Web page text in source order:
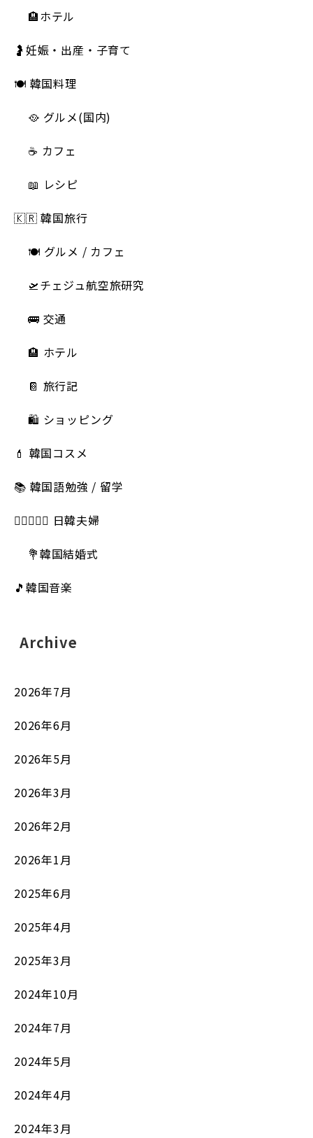
🏨ホテル
🤰妊娠・出産・子育て
🍽 韓国料理
🥘 グルメ(国内)
☕️ カフェ
📖 レシピ
🇰🇷 韓国旅行
🍽 グルメ / カフェ
🛫チェジュ航空旅研究
🚌 交通
🏨 ホテル
📔 旅行記
🛍️ ショッピング
💄 韓国コスメ
📚 韓国語勉強 / 留学
👩🏻‍❤️‍👨🏻 日韓夫婦
💐韓国結婚式
🎵韓国音楽
Archive
2026年7月
2026年6月
2026年5月
2026年3月
2026年2月
2026年1月
2025年6月
2025年4月
2025年3月
2024年10月
2024年7月
2024年5月
2024年4月
2024年3月